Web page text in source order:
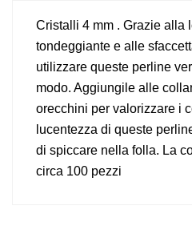
Cristalli 4 mm . Grazie alla
tondeggiante e alle
utilizzare queste perline
modo. Aggiungile alle
orecchini per valorizzare i
lucentezza di queste
di spiccare nella folla. La
circa 100 pezzi